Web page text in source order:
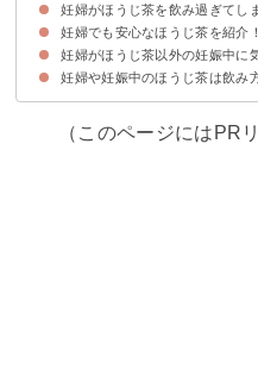
①ほうじ茶を飲む量は1日に1L
②ノンカフェイン・デカフェタ
妊婦がほうじ茶を飲み過ぎてし
心配な場合は病院に行くのが安心
妊婦でも安心なほうじ茶を紹介
①ティーブティック やさしい
②カフェインレス 国産 有機 ほ
③カフェインレス 高級ほう
妊婦がほうじ茶以外の妊娠中に
妊婦や妊娠中のほうじ茶は飲み
（このページにはPR